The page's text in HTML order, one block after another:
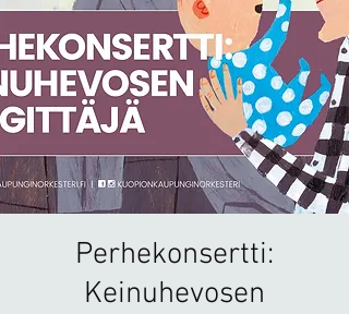
Perhekonsertti:
Keinuhevosen